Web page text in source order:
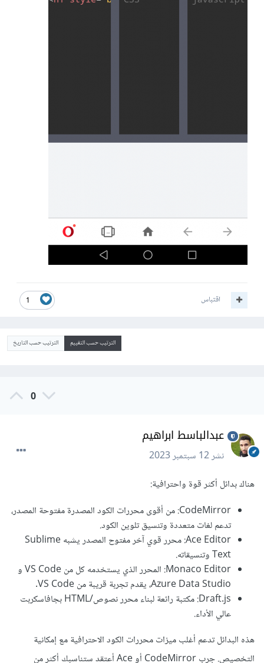
1 اقتباس
الترتيب حسب التقييم الترتيب حسب التاريخ
0
عبدالباسط ابراهيم
نشر12 سبتمبر 2023
هناك بدائل أكثر قوة واحترافية:
CodeMirror: من أقوى محررات الكود المصدرة مفتوحة المصدر،
تدعم لغات متعددة وتنسيق تلوين الكود.
Ace Editor: محرر قوي آخر مفتوح المصدر يشبه Sublime
Text وتنسيقاته.
Monaco Editor: المحرر الذي يستخدمه كل من VS Code و
Azure Data Studio، يقدم تجربة قريبة من VS Code.
Draft.js: مكتبة رائعة لبناء محرر نصوص/HTML بجافاسكربت
عالي الأداء.
هذه البدائل تدعم أغلب ميزات محررات الكود الاحترافية مع إمكانية
التخصيص. جرب CodeMirror أو Ace أعتقد ستناسبك أكثر من